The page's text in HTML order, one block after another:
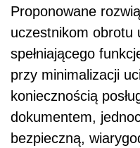
Proponowane
uczestnikom obrotu
spełniającego
przy minimalizacji
koniecznością
dokumentem,
bezpieczną,